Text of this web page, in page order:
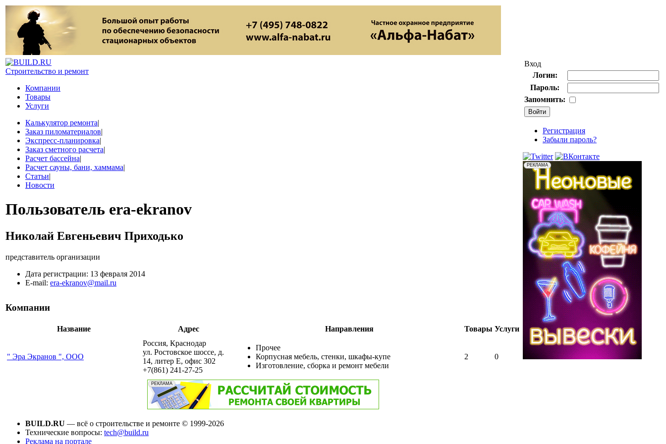
Строительство и ремонт
Компании
Товары
Услуги
Калькулятор ремонта|
Заказ пиломатериалов|
Экспресс-планировка|
Заказ сметного расчета|
Расчет бассейна|
Расчет сауны, бани, хаммама|
Статьи|
Новости
Пользователь era-ekranov
Николай Евгеньевич Приходько
представитель организации
Дата регистрации: 13 февраля 2014
E-mail: era-ekranov@mail.ru
Компании
Название Адрес Направления Товары Услуги
" Эра Экранов ", ООО
Россия, Краснодар
ул. Ростовское шоссе, д.
14, литер Е, офис 302
+7(861) 241-27-25
Прочее
Корпусная мебель, стенки, шкафы-купе
Изготовление, сборка и ремонт мебели
2 0
Вход
Логин:
Пароль:
Запомнить:
Регистрация
Забыли пароль?
BUILD.RU — всё о строительстве и ремонте © 1999-2026
Технические вопросы: tech@build.ru
Реклама на портале